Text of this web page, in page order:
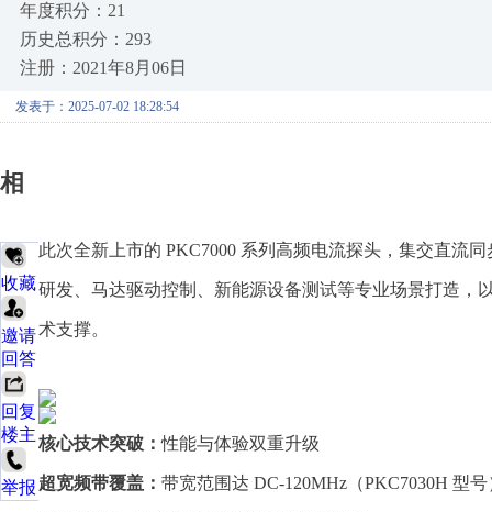
年度积分：21
历史总积分：293
注册：2021年8月06日
发表于：2025-07-02 18:28:54
此次全新上市的 PKC7000 系列高频电流探头，集交直流
研发、马达驱动控制、新能源设备测试等专业场景打造，
术支撑。
核心技术突破：性能与体验双重升级
超宽频带覆盖： 带宽范围达 DC-120MHz（PKC7030H 型
相
产
品
收藏
邀请
回答
回复
楼主
举报